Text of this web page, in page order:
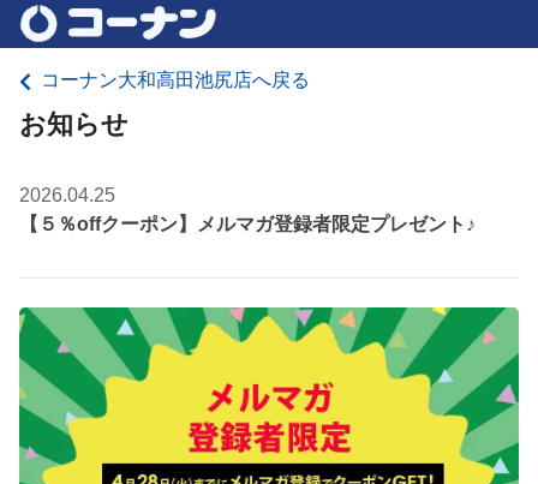
コーナン大和高田池尻店へ戻る
お知らせ
2026.04.25
【５％offクーポン】メルマガ登録者限定プレゼント♪